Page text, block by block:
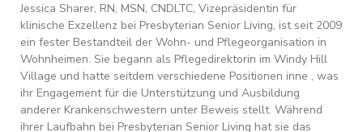
Jessica Sharer, RN, MSN, CNDLTC, Vizepräsidentin für
klinische Exzellenz bei Presbyterian Senior Living, ist seit 2009
ein fester Bestandteil der Wohn- und Pflegeorganisation in
Wohnheimen. Sie begann als Pflegedirektorin im Windy Hill
Village und hatte seitdem verschiedene Positionen inne , was
ihr Engagement für die Unterstützung und Ausbildung
anderer Krankenschwestern unter Beweis stellt. Während
ihrer Laufbahn bei Presbyterian Senior Living hat sie das